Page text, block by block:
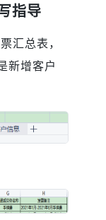
指导
汇总表，
新增客户